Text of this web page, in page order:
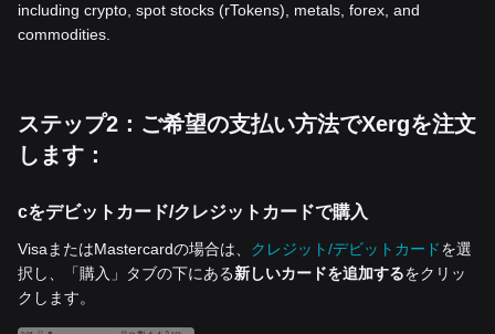
including crypto, spot stocks (rTokens), metals, forex, and
commodities.
ステップ2：ご希望の支払い方法でXergを注文
します：
cをデビットカード/クレジットカードで購入
VisaまたはMastercardの場合は、 クレジット/デビットカードを選
択し、「購入」タブの下にある新しいカードを追加するをクリッ
クします。